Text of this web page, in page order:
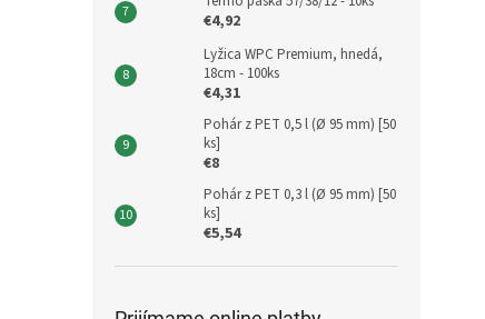
€4,92
Lyžica WPC Premium, hnedá,
18cm - 100ks
€4,31
Pohár z PET 0,5 l (Ø 95 mm) [50
ks]
€8
Pohár z PET 0,3 l (Ø 95 mm) [50
ks]
€5,54